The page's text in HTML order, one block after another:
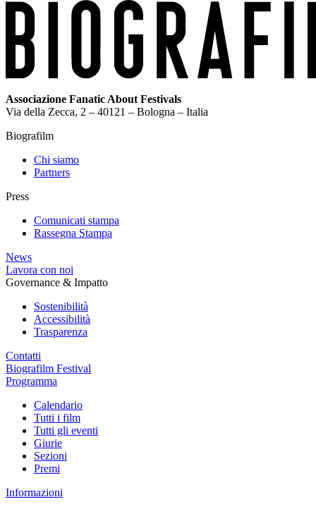
Associazione Fanatic About Festivals
Via della Zecca, 2 – 40121 – Bologna – Italia
Biografilm
Chi siamo
Partners
Press
Comunicati stampa
Rassegna Stampa
News
Lavora con noi
Governance & Impatto
Sostenibilità
Accessibilità
Trasparenza
Contatti
Biografilm Festival
Programma
Calendario
Tutti i film
Tutti gli eventi
Giurie
Sezioni
Premi
Informazioni